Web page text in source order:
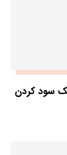
سود کردن